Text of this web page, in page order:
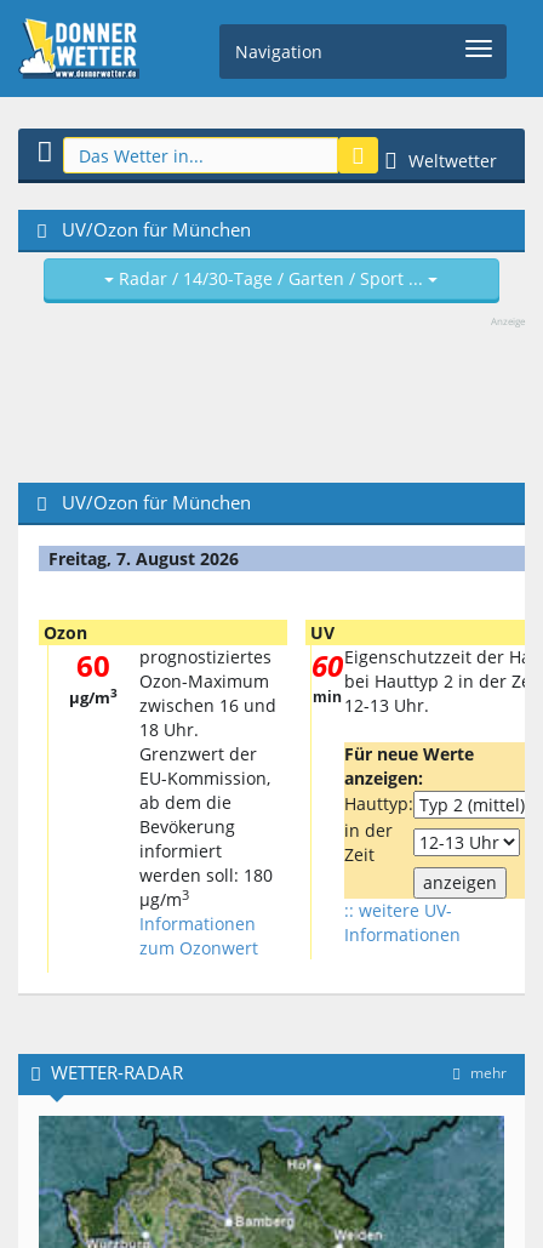
Navigation
Weltwetter
UV/Ozon für München
Radar / 14/30-Tage / Garten / Sport ...
Anzeige
UV/Ozon für München
Freitag, 7. August 2026
Ozon
60
µg/m3
prognostiziertes
Ozon-Maximum
zwischen 16 und
18 Uhr.
Grenzwert der
EU-Kommission,
ab dem die
Bevökerung
informiert
werden soll: 180
µg/m3
Informationen
zum Ozonwert
UV
60
min
Eigenschutzzeit der
bei Hauttyp 2 in der Zeit
12-13 Uhr.
Für neue Werte
anzeigen:
Hauttyp:
in der
Zeit
:: weitere UV-
Informationen
mehr
WETTER-RADAR